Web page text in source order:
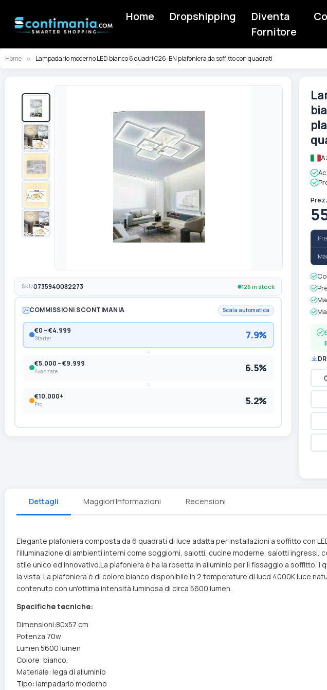
Home Dropshipping
Diventa
Fornitore
Home Lampadario moderno LED bianco 6 quadri C26-BN plafoniera da soffitto con quadrati
della
galleria
immagini
Vai
immagini
SKU0735940082273 126 in stock
COMMISSIONI SCONTIMANIA Scala automatica
€0 – €4.999
Starter 7.9%
€5.000 – €9.999
Avanzate 6.5%
€10.000+
Pro 5.2%
Dettagli Maggiori Informazioni Recensioni
Elegante plafoniera composta da 6 quadrati di luce adatta per installazioni a soffitto con
l'illuminazione di ambienti interni come soggiorni, salotti, cucine moderne, salotti
stile unico ed innovativo.La plafoniera è ha la rosetta in alluminio per il fissaggio a soffitto,
la vista. La plafoniera è di colore bianco disponibile in 2 temperature di lucd 4000K luce
contenuto con un'ottima intensità luminosa di circa 5600 lumen.
Specifiche tecniche:
Dimensioni:80x57 cm
Potenza 70w
Lumen 5600 lumen
Colore: bianco,
Materiale: lega di alluminio
Tipo: lampadario moderno